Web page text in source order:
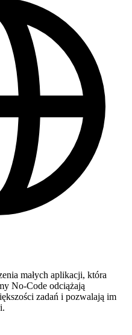
małych aplikacji, która
No-Code odciążają
zadań i pozwalają im